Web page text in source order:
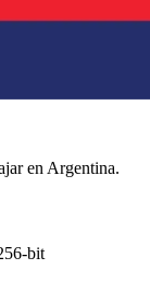
en Argentina.
bit